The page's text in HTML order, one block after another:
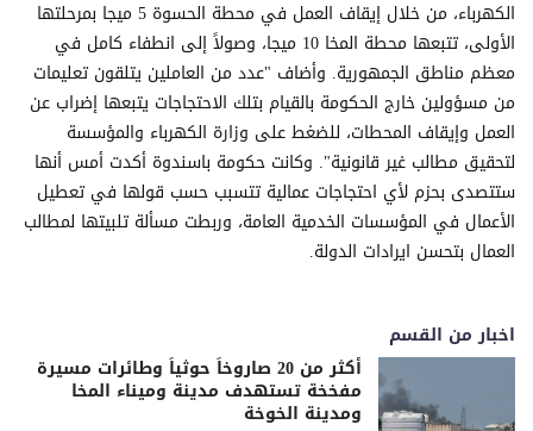
الكهرباء، من خلال إيقاف العمل في محطة الحسوة 5 ميجا بمرحلتها
الأولى، تتبعها محطة المخا 10 ميجا، وصولاً إلى انطفاء كامل في
معظم مناطق الجمهورية. وأضاف "عدد من العاملين يتلقون تعليمات
من مسؤولين خارج الحكومة بالقيام بتلك الاحتجاجات يتبعها إضراب عن
العمل وإيقاف المحطات، للضغط على وزارة الكهرباء والمؤسسة
لتحقيق مطالب غير قانونية". وكانت حكومة باسندوة أكدت أمس أنها
ستتصدى بحزم لأي احتجاجات عمالية تتسبب حسب قولها في تعطيل
الأعمال في المؤسسات الخدمية العامة، وربطت مسألة تلبيتها لمطالب
العمال بتحسن ايرادات الدولة.
اخبار من القسم
أكثر من 20 صاروخاً حوثياً وطائرات مسيرة
مفخخة تستهدف مدينة وميناء المخا
ومدينة الخوخة